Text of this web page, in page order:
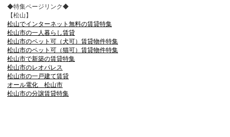
◆特集ページリンク◆
【松山】
松山でインターネット無料の賃貸特集
松山市の一人暮らし賃貸
松山市のペット可（犬可）賃貸物件特集
松山市のペット可（猫可）賃貸物件特集
松山市で新築の賃貸特集
松山市のレオパレス
松山市の一戸建て賃貸
オール電化 松山市
松山市の分譲賃貸特集